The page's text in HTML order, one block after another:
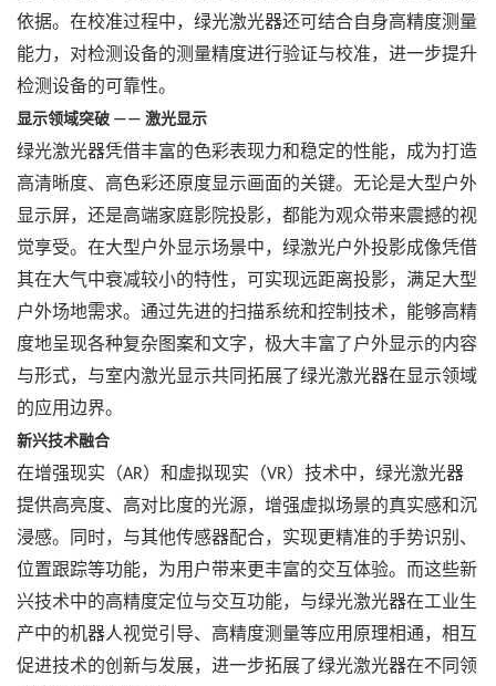
依据。在校准过程中，绿光激光器还可结合自身高精度测量
能力，对检测设备的测量精度进行验证与校准，进一步提升
检测设备的可靠性。
显示领域突破 —— 激光显示
绿光激光器凭借丰富的色彩表现力和稳定的性能，成为打造
高清晰度、高色彩还原度显示画面的关键。无论是大型户外
显示屏，还是高端家庭影院投影，都能为观众带来震撼的视
觉享受。在大型户外显示场景中，绿激光户外投影成像凭借
其在大气中衰减较小的特性，可实现远距离投影，满足大型
户外场地需求。通过先进的扫描系统和控制技术，能够高精
度地呈现各种复杂图案和文字，极大丰富了户外显示的内容
与形式，与室内激光显示共同拓展了绿光激光器在显示领域
的应用边界。
新兴技术融合
在增强现实（AR）和虚拟现实（VR）技术中，绿光激光器
提供高亮度、高对比度的光源，增强虚拟场景的真实感和沉
浸感。同时，与其他传感器配合，实现更精准的手势识别、
位置跟踪等功能，为用户带来更丰富的交互体验。而这些新
兴技术中的高精度定位与交互功能，与绿光激光器在工业生
产中的机器人视觉引导、高精度测量等应用原理相通，相互
促进技术的创新与发展，进一步拓展了绿光激光器在不同领